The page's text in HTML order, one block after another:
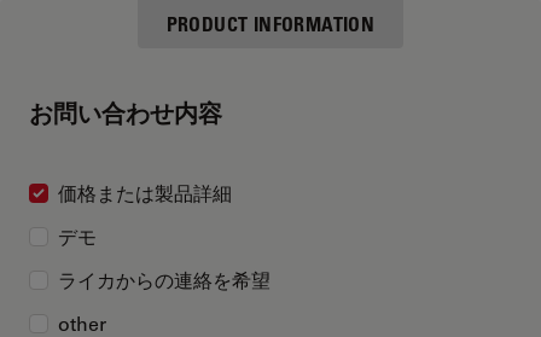
PRODUCT INFORMATION
お問い合わせ内容
価格または製品詳細
デモ
ライカからの連絡を希望
other